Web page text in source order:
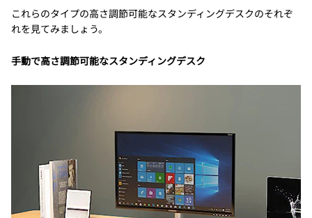
これらのタイプの高さ調節可能なスタンディングデスクのそれぞ
れを見てみましょう。
手動で高さ調節可能なスタンディングデスク